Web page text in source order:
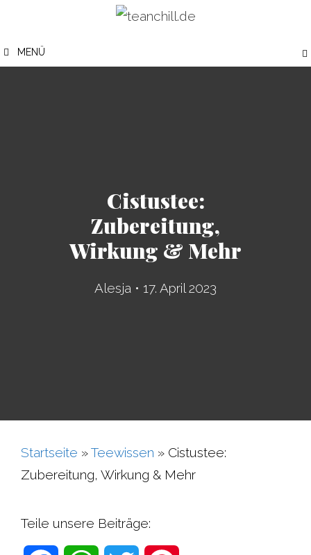
springen
MENÜ
Cistustee:
Zubereitung,
Wirkung & Mehr
Alesja • 17. April 2023
Startseite »Teewissen » Cistustee:
Zubereitung, Wirkung & Mehr
Teile unsere Beiträge: